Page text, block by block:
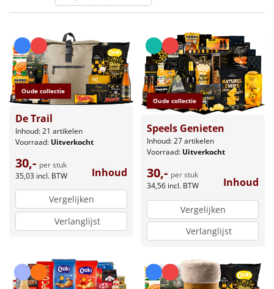
Duurzaam
Leuke
Goedkope
Uniek
Alle thema's
Artikel
Hitster NIEUW
Pizzarette
Wake up light
NIEUW
Oude collectie
De Trail
Inhoud: 21 artikelen
Voorraad: Uitverkocht
30,- per stuk
35,03 incl. BTW Inhoud
Vergelijken
Verlanglijst
Oude collectie
Speels Genieten
Inhoud: 27 artikelen
Voorraad: Uitverkocht
30,- per stuk
34,56 incl. BTW Inhoud
Vergelijken
Verlanglijst